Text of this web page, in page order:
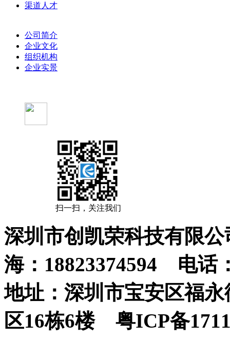
渠道人才
公司简介
企业文化
组织机构
企业实景
扫一扫，关注我们
深圳市创凯荣科技有限
海：18823374594 电话
地址：深圳市宝安区福
区16栋6楼 粤ICP备